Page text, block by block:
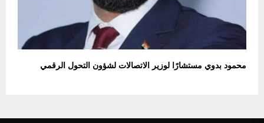
محمود بدوي مستشارًا لوزير الاتصالات لشؤون التحول الرقمي